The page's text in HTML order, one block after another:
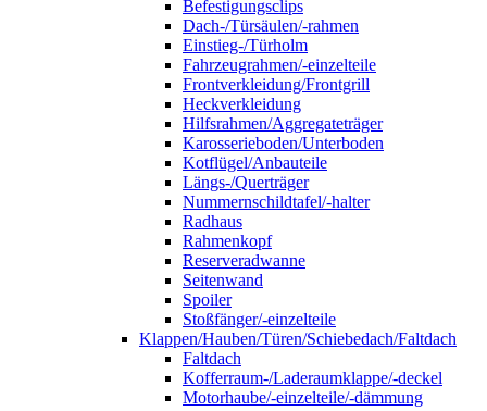
Befestigungsclips
Dach-/Türsäulen/-rahmen
Einstieg-/Türholm
Fahrzeugrahmen/-einzelteile
Frontverkleidung/Frontgrill
Heckverkleidung
Hilfsrahmen/Aggregateträger
Karosserieboden/Unterboden
Kotflügel/Anbauteile
Längs-/Querträger
Nummernschildtafel/-halter
Radhaus
Rahmenkopf
Reserveradwanne
Seitenwand
Spoiler
Stoßfänger/-einzelteile
Klappen/Hauben/Türen/Schiebedach/Faltdach
Faltdach
Kofferraum-/Laderaumklappe/-deckel
Motorhaube/-einzelteile/-dämmung